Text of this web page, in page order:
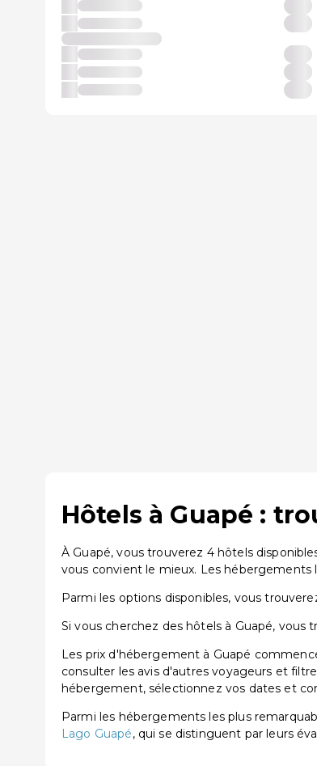
Hôtels à Guapé :
À Guapé, vous trouverez 4 hôtels
vous convient le mieux. Les hébergements
Parmi les options disponibles, vous
Si vous cherchez des hôtels à Guapé,
Les prix d'hébergement à Guapé
consulter les avis d'autres voyageurs et
hébergement, sélectionnez vos dates et
Parmi les hébergements les plus
Lago Guapé, qui se distinguent par leurs